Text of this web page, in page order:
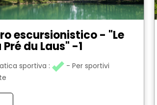
escursionistico - "Le
du Laus" -1
sportiva :
Per sportivi